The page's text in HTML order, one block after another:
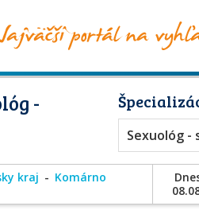
-
Sexuológ -
kraj
Komárno